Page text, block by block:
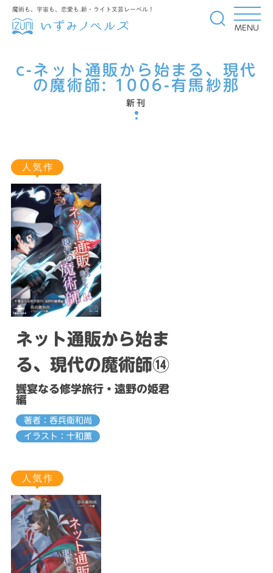
MENU
魔術も、宇宙も、恋愛も.新・ライト文芸レーベル！
c-ネット通販から始まる、現代
の魔術師:
1006-有馬紗那
新刊
ネット通販から始ま
る、現代の魔術師⑭
饗宴なる修学旅行・遠野の姫君
編
著者：呑兵衛和尚
イラスト：十和薫